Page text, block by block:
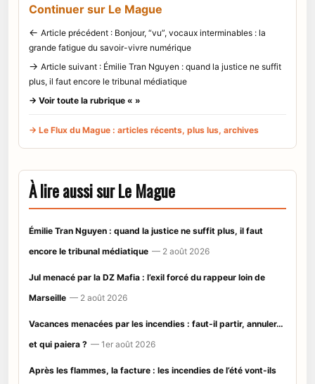
Continuer sur Le Mague
← Article précédent : Bonjour, “vu”, vocaux interminables : la
grande fatigue du savoir-vivre numérique
→ Article suivant : Émilie Tran Nguyen : quand la justice ne suffit
plus, il faut encore le tribunal médiatique
→ Voir toute la rubrique « »
→ Le Flux du Mague : articles récents, plus lus, archives
À lire aussi sur Le Mague
Émilie Tran Nguyen : quand la justice ne suffit plus, il faut
encore le tribunal médiatique — 2 août 2026
Jul menacé par la DZ Mafia : l’exil forcé du rappeur loin de
Marseille — 2 août 2026
Vacances menacées par les incendies : faut-il partir, annuler…
et qui paiera ? — 1er août 2026
Après les flammes, la facture : les incendies de l’été vont-ils